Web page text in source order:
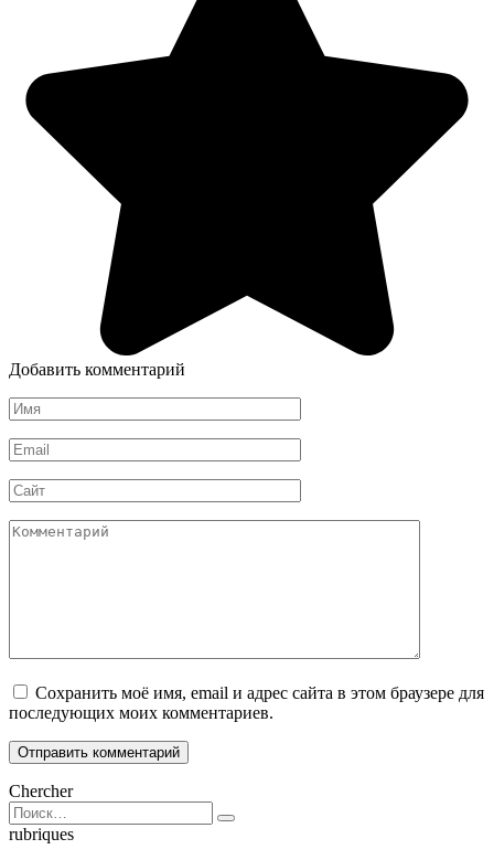
Добавить комментарий
Имя
*
Email
*
Сайт
Комментарий
Сохранить моё имя, email и адрес сайта в этом браузере для
последующих моих комментариев.
Chercher
Search
for:
rubriques